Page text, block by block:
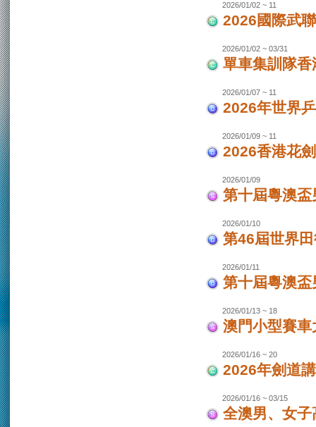
2026/01/02 ~ 11
2026國際武
2026/01/02 ~ 03/31
單車集訓隊
2026/01/07 ~ 11
2026年世界
2026/01/09 ~ 11
2026香港花
2026/01/09
第十屆粵澳
2026/01/10
第46屆世界
2026/01/11
第十屆粵澳
2026/01/13 ~ 18
澳門小型賽
2026/01/16 ~ 20
2026年劍道
2026/01/16 ~ 03/15
全澳男、女